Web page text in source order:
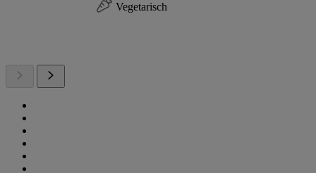
Vegetarisch